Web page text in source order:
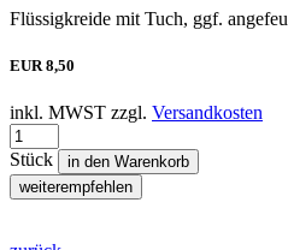
Flüssigkreide mit Tuch, ggf.
EUR8,50
inkl. MWST zzgl. Versandkosten
Stück
in den Warenkorb
weiterempfehlen